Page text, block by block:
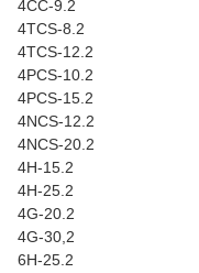
4CC-9.2
4TCS-8.2
4TCS-12.2
4PCS-10.2
4PCS-15.2
4NCS-12.2
4NCS-20.2
4H-15.2
4H-25.2
4G-20.2
4G-30,2
6H-25.2